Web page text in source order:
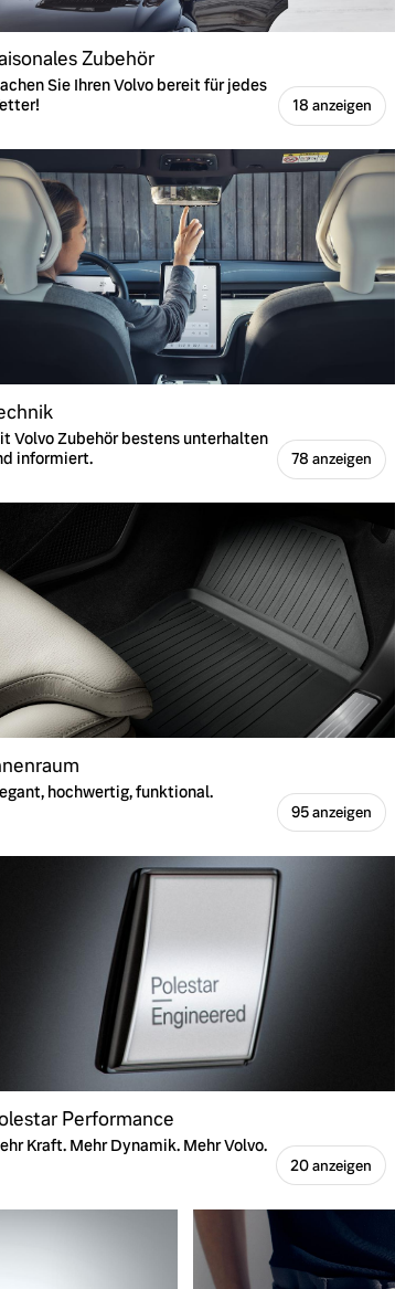
Zubehör
Sie Ihren Volvo bereit für jedes
18 anzeigen
Volvo Zubehör bestens unterhalten
informiert.
78 anzeigen
hochwertig, funktional.
95 anzeigen
Performance
Kraft. Mehr Dynamik. Mehr Volvo.
20 anzeigen